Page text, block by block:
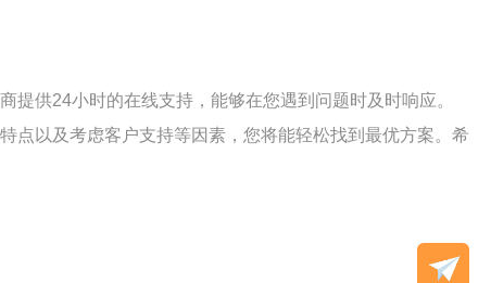
供24小时的在线支持，能够在您遇到问题时及时响应。
点以及考虑客户支持等因素，您将能轻松找到最优方案。希